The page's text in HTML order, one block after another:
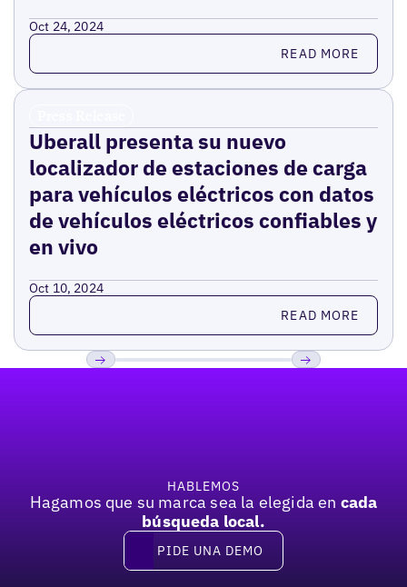
Oct 24, 2024
Read more READ MORE
Uberall presenta su nuevo
localizador de estaciones de carga
para vehículos eléctricos con datos
de vehículos eléctricos confiables y
en vivo
Oct 10, 2024
Read more READ MORE
HABLEMOS
Hagamos que su marca sea la elegida en cada
búsqueda local.
Pide una demo
PIDE UNA DEMO